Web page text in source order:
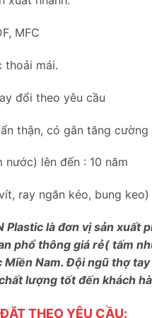
MFC
thoải mái.
đổi theo yêu cầu
thận, có gắn tăng
nước) lên đến : 10 năm
ray ngăn kéo, bung
là đơn vị sản xuất
phổ thông giá rẻ( tấm
Nam. Đội ngũ thợ
lượng tốt đến khách
THEO YÊU CẦU: